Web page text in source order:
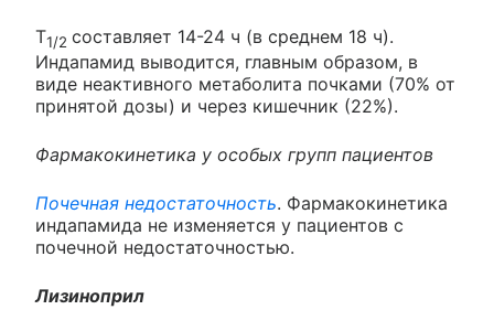
T1/2 составляет 14-24 ч (в среднем 18 ч).
Индапамид выводится, главным образом, в
виде неактивного метаболита почками (70% от
принятой дозы) и через кишечник (22%).
Фармакокинетика у особых групп пациентов
Почечная недостаточность. Фармакокинетика
индапамида не изменяется у пациентов с
почечной недостаточностью.
Лизиноприл